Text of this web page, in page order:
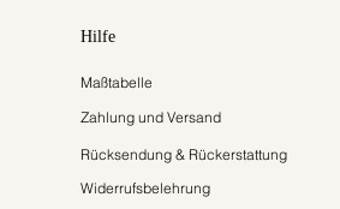
Hilfe
Maßtabelle
Zahlung und Versand
Rücksendung & Rückerstattung
Widerrufsbelehrung